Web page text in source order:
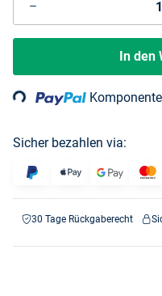
In den
Sicher bezahlen via:
30 Tage Rückgaberecht